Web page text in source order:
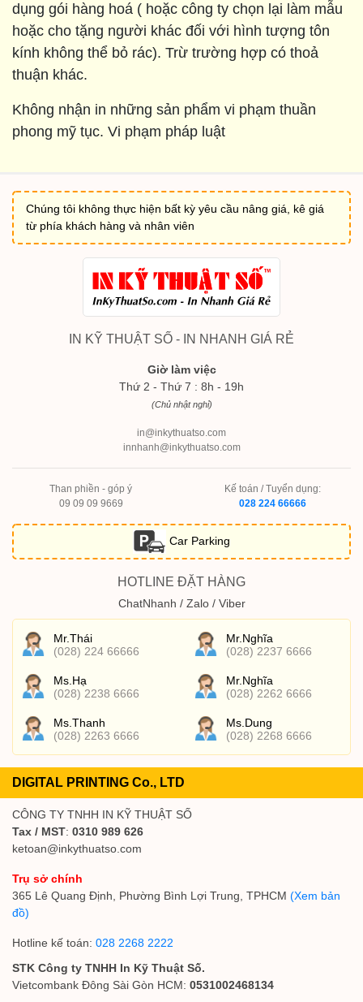
dụng gói hàng hoá ( hoặc công ty chọn lại làm mẫu
hoặc cho tặng người khác đối với hình tượng tôn
kính không thể bỏ rác). Trừ trường hợp có thoả
thuận khác.
Không nhận in những sản phẩm vi phạm thuần
phong mỹ tục. Vi phạm pháp luật
Chúng tôi không thực hiện bất kỳ yêu cầu nâng giá, kê giá
từ phía khách hàng và nhân viên
IN KỸ THUẬT SỐ - IN NHANH GIÁ RẺ
Giờ làm việc
Thứ 2 - Thứ 7 : 8h - 19h
(Chủ nhật nghỉ)
in@inkythuatso.com
innhanh@inkythuatso.com
Than phiền - góp ý
09 09 09 9669
Kế toán / Tuyển dụng:
028 224 66666
Car Parking
HOTLINE ĐẶT HÀNG
ChatNhanh / Zalo / Viber
Mr.Thái
(028) 224 66666
Mr.Nghĩa
(028) 2237 6666
Ms.Hạ
(028) 2238 6666
Mr.Nghĩa
(028) 2262 6666
Ms.Thanh
(028) 2263 6666
Ms.Dung
(028) 2268 6666
DIGITAL PRINTING Co., LTD
CÔNG TY TNHH IN KỸ THUẬT SỐ
Tax / MST: 0310 989 626
ketoan@inkythuatso.com
Trụ sở chính
365 Lê Quang Định, Phường Bình Lợi Trung, TPHCM (Xem bản
đồ)
Hotline kế toán: 028 2268 2222
STK Công ty TNHH In Kỹ Thuật Số.
Vietcombank Đông Sài Gòn HCM: 0531002468134